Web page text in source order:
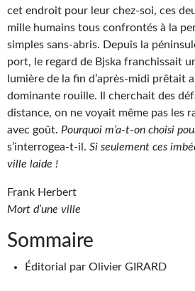
Les critiques
Le blog
Le prix des lecteurs
GOODIES
Goodies Gotland
Tirages d’art Une Heure-Lumière
PLUS
Revue de presse
cet endroit pour leur chez-soi, ces
mille humains tous confrontés à la
simples sans-abris. Depuis la
port, le regard de Bjska franchissait
lumière de la fin d’après-midi prêtait
dominante rouille. Il cherchait des
distance, on ne voyait même pas les
avec goût. Pourquoi m’a-t-on choisi
s’interrogea-t-il. Si seulement ces
ville laide !
Frank Herbert
Mort d’une ville
Sommaire
Éditorial par Olivier GIRARD